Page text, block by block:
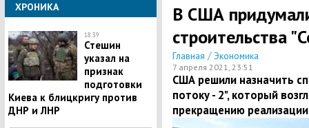
ХРОНИКА
18:39
Стешин
указал на
признак
подготовки
Киева к блицкригу против
ДНР и ЛНР
В США
строительства
Главная / Экономика
7 апреля 2021, 23:51
США решили назначить
потоку - 2", который
прекращению